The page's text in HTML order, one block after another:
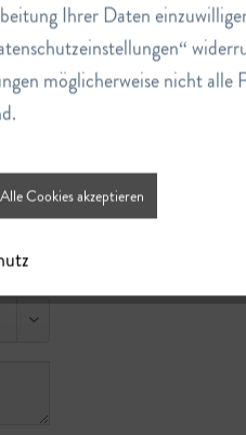
Inaktiv
Inaktiv
Ihrer Daten
möglicherweise nicht alle
Alle Cookies akzeptieren